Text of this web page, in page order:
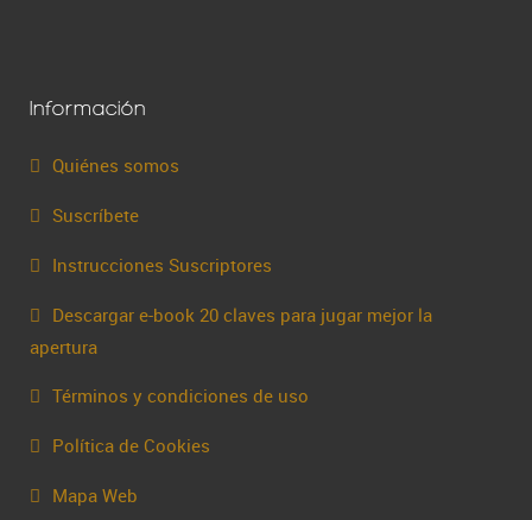
Información
Quiénes somos
Suscríbete
Instrucciones Suscriptores
Descargar e-book 20 claves para jugar mejor la
apertura
Términos y condiciones de uso
Política de Cookies
Mapa Web